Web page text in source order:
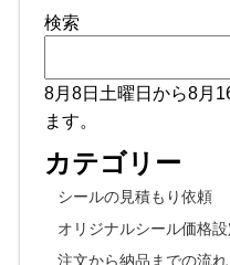
検索
8月8日土曜日から8月
ます。
カテゴリー
シールの見積もり依頼
オリジナルシール価格
注文から納品までの流れ